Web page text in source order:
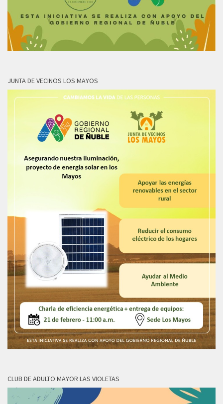
JUNTA DE VECINOS LOS MAYOS
CLUB DE ADULTO MAYOR LAS VIOLETAS